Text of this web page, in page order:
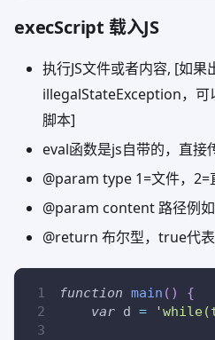
execScript 载入JS
执行JS文件或者内容, [如果
illegalStateException，可
脚本]
eval函数是js自带的，直接
@param type 1=文件，2=
@param content 路径例
@return 布尔型，true代
function main ( )
{
var d =